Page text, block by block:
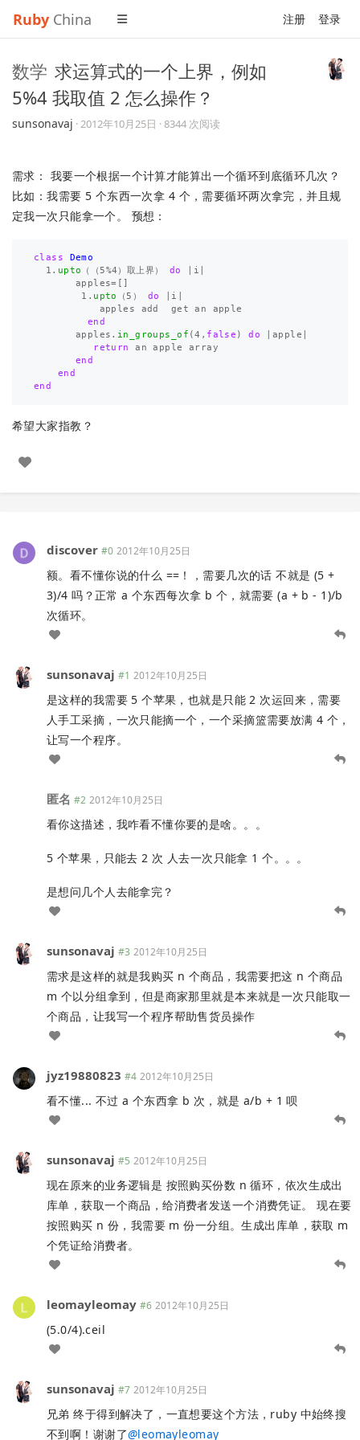
Ruby China 注册 登录
数学 求运算式的一个上界，例如
5%4 我取值 2 怎么操作？
sunsonavaj ·2012年10月25日 · 8344 次阅读
需求： 我要一个根据一个计算才能算出一个循环到底循环几次？
比如：我需要 5 个东西一次拿 4 个，需要循环两次拿完，并且规
定我一次只能拿一个。 预想：
class
Demo
1 . upto （（5%4 ） 取上界 ） do i
apples= []
1 . upto （5 ） do i
apples
add get an
apple
end
apples . in_groups_of (4 , false ) do apple
return
an apple
array
end
end
end
希望大家指教？
discover #0 2012年10月25日
额。看不懂你说的什么 ==！，需要几次的话 不就是 (5 +
3)/4 吗？正常 a 个东西每次拿 b 个，就需要 (a + b - 1)/b
次循环。
sunsonavaj #1 2012年10月25日
是这样的我需要 5 个苹果，也就是只能 2 次运回来，需要
人手工采摘，一次只能摘一个，一个采摘篮需要放满 4 个，
让写一个程序。
匿名 #2 2012年10月25日
看你这描述，我咋看不懂你要的是啥。。。
5 个苹果，只能去 2 次 人去一次只能拿 1 个。。。
是想问几个人去能拿完？
sunsonavaj #3 2012年10月25日
需求是这样的就是我购买 n 个商品，我需要把这 n 个商品
m 个以分组拿到，但是商家那里就是本来就是一次只能取一
个商品，让我写一个程序帮助售货员操作
jyz19880823 #4 2012年10月25日
看不懂... 不过 a 个东西拿 b 次，就是 a/b + 1 呗
sunsonavaj #5 2012年10月25日
现在原来的业务逻辑是 按照购买份数 n 循环，依次生成出
库单，获取一个商品，给消费者发送一个消费凭证。 现在要
按照购买 n 份，我需要 m 份一分组。生成出库单，获取 m
个凭证给消费者。
leomayleomay #6 2012年10月25日
(5.0/4).ceil
sunsonavaj #7 2012年10月25日
兄弟 终于得到解决了，一直想要这个方法，ruby 中始终搜
不到啊！谢谢了@leomayleomay